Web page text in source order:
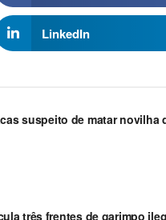
LinkedIn
suspeito de matar
três frentes de garimpo